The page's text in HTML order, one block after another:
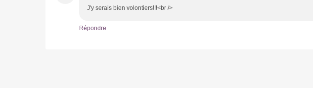
J'y serais bien volontiers!!!<br />
Répondre